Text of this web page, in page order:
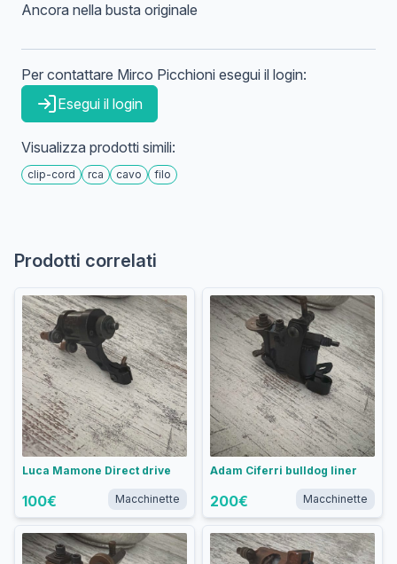
Ancora nella busta originale
Per contattare Mirco Picchioni esegui il login:
Esegui il login
Visualizza prodotti simili:
clip-cord rca cavo filo
Prodotti correlati
Luca Mamone Direct drive
100€ Macchinette
Adam Ciferri bulldog liner
200€ Macchinette